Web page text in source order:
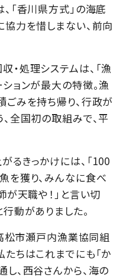
「香川県方式」の海底
力を惜しまない、前向
処理システムは、「漁
ョンが最大の特徴。漁
みを持ち帰り、行政が
全国初の取組みで、平
るきっかけには、「100
を獲り、みんなに食べ
が天職や！」と言い切
動がありました。
松市瀬戸内漁業協同組
ちはこれまでにも「か
、西谷さんから、海の